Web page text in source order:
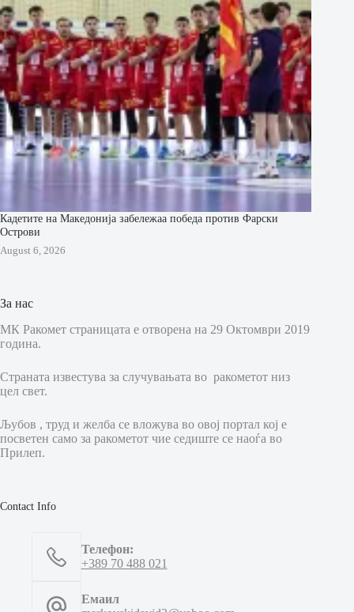
Кадетите на Македонија забележаа победа против Фарски
Острови
August 6, 2026
За нас
МК Ракомет страницата е отворена на 29 Октомври 2019
година.
Страната известува за случувањата во ракометот низ
цел свет.
Љубов , труд и желба се вложува во овој портал кој е
посветен само за ракометот чие седиште се наоѓа во
Прилеп.
Contact Info
Телефон:
+389 70 488 021
Емаил